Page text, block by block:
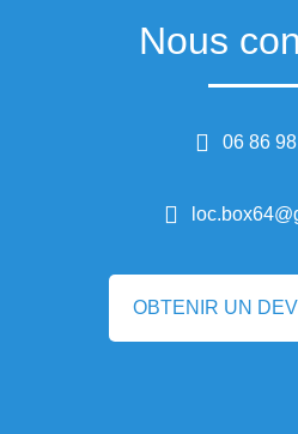
Nous
06 86
OBTENIR UN